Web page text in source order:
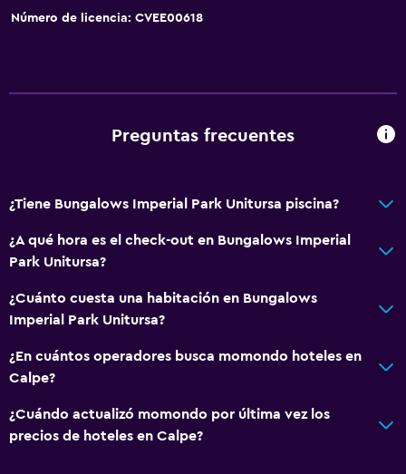
General
Zona de estar
Espacio de almacenamiento
Estacionamiento y transporte
Traslado aeropuerto
Número de licencia: CVEE00618
Preguntas frecuentes
¿Tiene Bungalows Imperial Park Unitursa piscina?
¿A qué hora es el check-out en Bungalows Imperial
Park Unitursa?
¿Cuánto cuesta una habitación en Bungalows
Imperial Park Unitursa?
¿En cuántos operadores busca momondo hoteles en
Calpe?
¿Cuándo actualizó momondo por última vez los
precios de hoteles en Calpe?